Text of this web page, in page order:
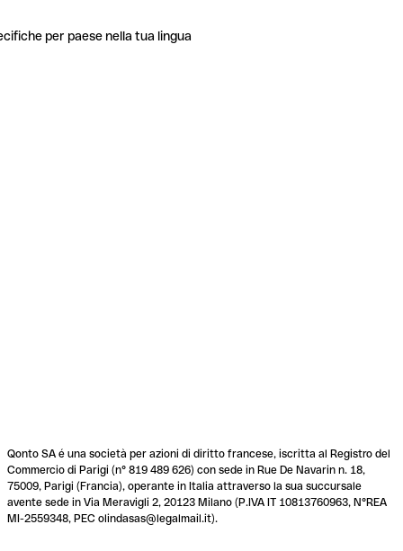
per paese nella tua lingua
Qonto SA é una società per azioni di diritto francese, iscritta al Registro del
Commercio di Parigi (n° 819 489 626) con sede in Rue De Navarin n. 18,
75009, Parigi (Francia), operante in Italia attraverso la sua succursale
avente sede in Via Meravigli 2, 20123 Milano (P.IVA IT 10813760963, N°REA
MI-2559348, PEC olindasas@legalmail.it).